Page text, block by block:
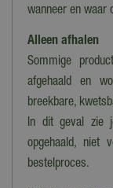
wanneer en waar
Alleen afhalen
Sommige
afgehaald en
breekbare,
In dit geval zie
opgehaald, niet
bestelproces.